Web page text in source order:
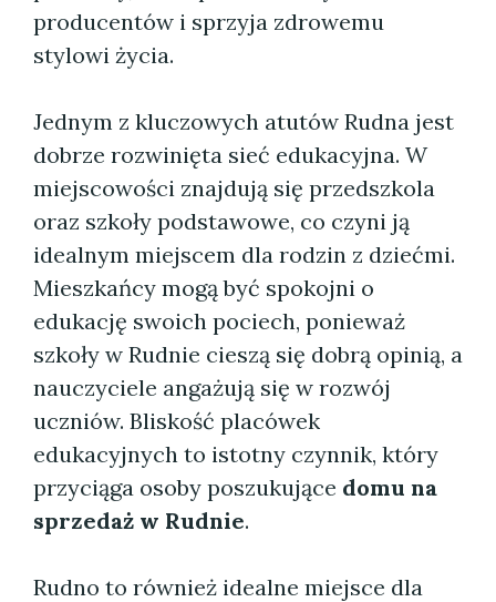
producentów i sprzyja zdrowemu
stylowi życia.
Jednym z kluczowych atutów Rudna jest
dobrze rozwinięta sieć edukacyjna. W
miejscowości znajdują się przedszkola
oraz szkoły podstawowe, co czyni ją
idealnym miejscem dla rodzin z dziećmi.
Mieszkańcy mogą być spokojni o
edukację swoich pociech, ponieważ
szkoły w Rudnie cieszą się dobrą opinią, a
nauczyciele angażują się w rozwój
uczniów. Bliskość placówek
edukacyjnych to istotny czynnik, który
przyciąga osoby poszukujące domu na
sprzedaż w Rudnie.
Rudno to również idealne miejsce dla